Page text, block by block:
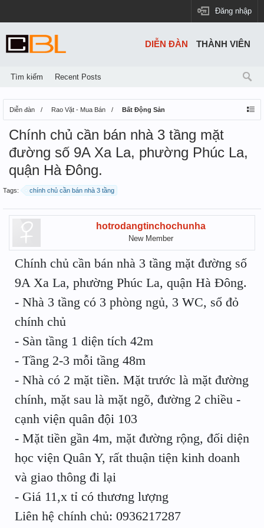
Đăng nhập
Diễn đàn Rao Vặt - Mua Bán Bất Động Sản
Chính chủ cần bán nhà 3 tầng mặt
đường số 9A Xa La, phường Phúc La,
quận Hà Đông.
Tags: chính chủ cần bán nhà 3 tầng
hotrodangtinchochunha
New Member
Chính chủ cần bán nhà 3 tầng mặt đường số
9A Xa La, phường Phúc La, quận Hà Đông.
- Nhà 3 tầng có 3 phòng ngủ, 3 WC, sổ đỏ
chính chủ
- Sàn tầng 1 diện tích 42m
- Tầng 2-3 mỗi tầng 48m
- Nhà có 2 mặt tiền. Mặt trước là mặt đường
chính, mặt sau là mặt ngõ, đường 2 chiều -
cạnh viện quân đội 103
- Mặt tiền gần 4m, mặt đường rộng, đối diện
học viện Quân Y, rất thuận tiện kinh doanh
và giao thông đi lại
- Giá 11,x tỉ có thương lượng
Liên hệ chính chủ: 0936217287
DIỄN ĐÀN
Tìm kiếm Recent Posts
THÀNH VIÊN